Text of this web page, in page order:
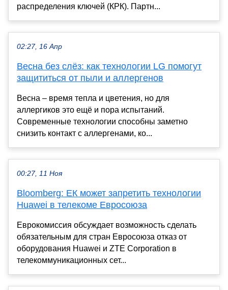
распределения ключей (КРК). Партн...
02:27, 16 Апр
Весна без слёз: как технологии LG помогут
защититься от пыли и аллергенов
Весна – время тепла и цветения, но для
аллергиков это ещё и пора испытаний.
Современные технологии способны заметно
снизить контакт с аллергенами, ко...
00:27, 11 Ноя
Bloomberg: ЕК может запретить технологии
Huawei в телекоме Евросоюза
Еврокомиссия обсуждает возможность сделать
обязательным для стран Евросоюза отказ от
оборудования Huawei и ZTE Corporation в
телекоммуникационных сет...